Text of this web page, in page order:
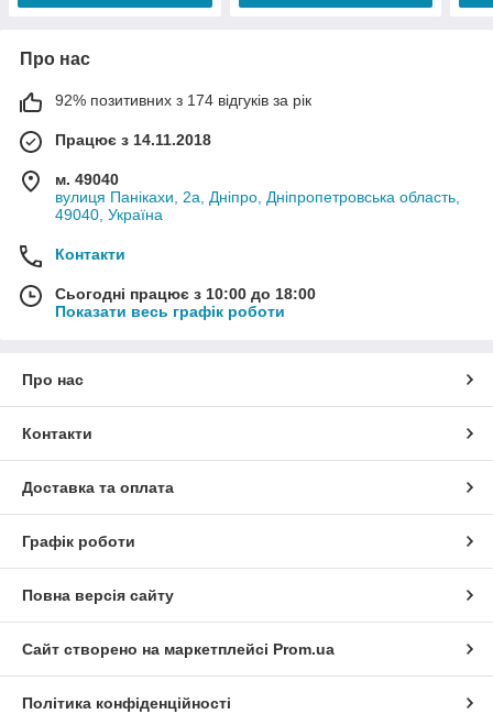
Про нас
92% позитивних з 174 відгуків за рік
Працює з 14.11.2018
м. 49040
вулиця Панікахи, 2а, Дніпро, Дніпропетровська область,
49040, Україна
Контакти
Сьогодні працює з 10:00 до 18:00
Показати весь графік роботи
Про нас
Контакти
Доставка та оплата
Графік роботи
Повна версія сайту
Сайт створено на маркетплейсі Prom.ua
Політика конфіденційності